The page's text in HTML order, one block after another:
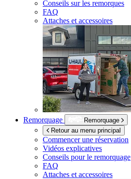
Conseils sur les remorques
FAQ
Attaches et accessoires
Remorquage
Remorquage
Retour au menu principal
Commencer une réservation
Vidéos explicatives
Conseils pour le remorquage
FAQ
Attaches et accessoires